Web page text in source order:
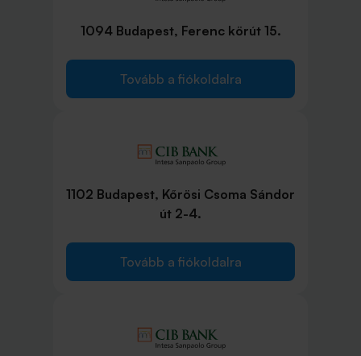
1094 Budapest, Ferenc körút 15.
Tovább a fiókoldalra
1102 Budapest, Kőrösi Csoma Sándor
út 2-4.
Tovább a fiókoldalra